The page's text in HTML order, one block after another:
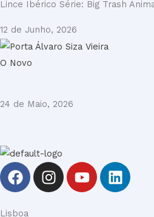
Lince Ibérico Série: Big Trash
12 de Junho, 2026
O Novo
24 de Maio, 2026
F
a
I
n
Y
o
L
i
Lisboa